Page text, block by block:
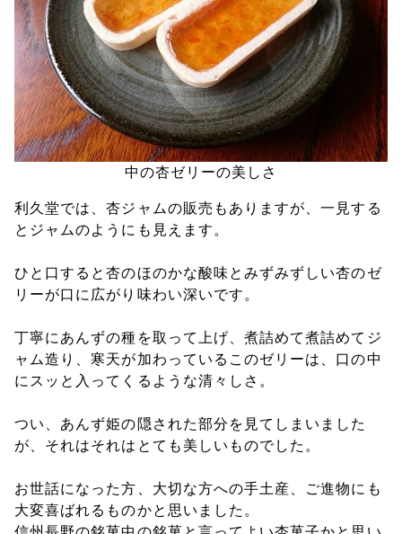
中の杏ゼリーの美しさ
利久堂では、杏ジャムの販売もありますが、一見する
とジャムのようにも見えます。
ひと口すると杏のほのかな酸味とみずみずしい杏のゼ
リーが口に広がり味わい深いです。
丁寧にあんずの種を取って上げ、煮詰めて煮詰めてジ
ャム造り、寒天が加わっているこのゼリーは、口の中
にスッと入ってくるような清々しさ。
つい、あんず姫の隠された部分を見てしまいました
が、それはそれはとても美しいものでした。
お世話になった方、大切な方への手土産、ご進物にも
大変喜ばれるものかと思いました。